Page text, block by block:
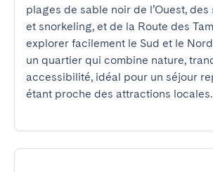
plages de sable noir de l’Ouest,
et snorkeling, et de la Route des
explorer facilement le Sud et le Nord
un quartier qui combine nature,
accessibilité, idéal pour un séjour
étant proche des attractions locales.